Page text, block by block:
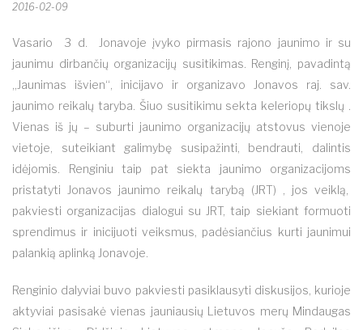
2016-02-09
Vasario 3 d. Jonavoje įvyko pirmasis rajono jaunimo ir su
jaunimu dirbančių organizacijų susitikimas. Renginį, pavadintą
„Jaunimas išvien“, inicijavo ir organizavo Jonavos raj. sav.
jaunimo reikalų taryba. Šiuo susitikimu sekta keleriopų tikslų .
Vienas iš jų – suburti jaunimo organizacijų atstovus vienoje
vietoje, suteikiant galimybę susipažinti, bendrauti, dalintis
idėjomis. Renginiu taip pat siekta jaunimo organizacijoms
pristatyti Jonavos jaunimo reikalų tarybą (JRT) , jos veiklą,
pakviesti organizacijas dialogui su JRT, taip siekiant formuoti
sprendimus ir inicijuoti veiksmus, padėsiančius kurti jaunimui
palankią aplinką Jonavoje.
Renginio dalyviai buvo pakviesti pasiklausyti diskusijos, kurioje
aktyviai pasisakė vienas jauniausių Lietuvos merų Mindaugas